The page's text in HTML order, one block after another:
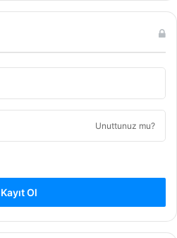
Unuttunuz mu?
Kayıt Ol